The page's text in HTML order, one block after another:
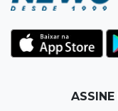
Cerrado tem
Ex-vereador